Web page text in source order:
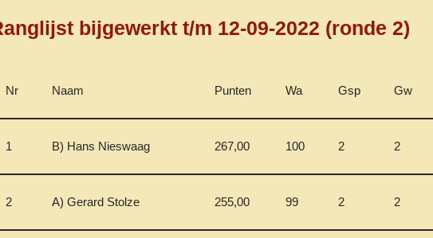
bijgewerkt t/m 12-09-2022 (ronde 2)
Nr Naam Punten Wa Gsp Gw
1 B) Hans Nieswaag 267,00 100 2 2
2 A) Gerard Stolze 255,00 99 2 2